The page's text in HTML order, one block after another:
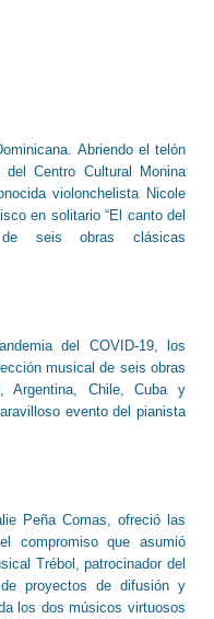
Abriendo el telón
Centro Cultural Monina
violonchelista Nicole
en solitario “El canto del
seis obras clásicas
del COVID-19, los
musical de seis obras
Argentina, Chile, Cuba y
evento del pianista
Peña Comas, ofreció las
compromiso que asumió
Trébol, patrocinador del
proyectos de difusión y
los dos músicos virtuosos